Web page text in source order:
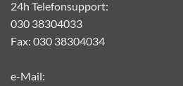
24h Telefonsupport:
030 38304033
Fax: 030 38304034
e-Mail: